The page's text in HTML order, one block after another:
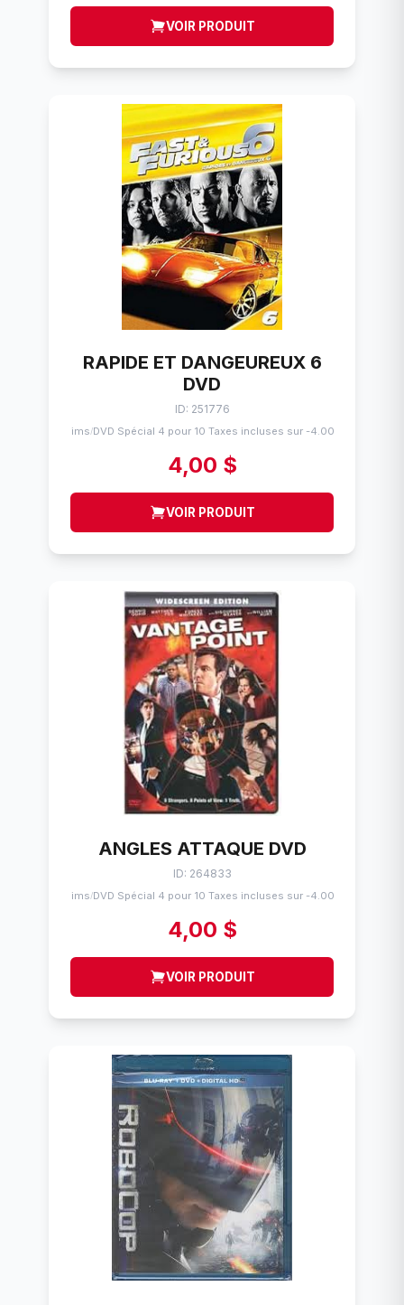
VOIR PRODUIT
RAPIDE ET DANGEUREUX 6
DVD
ID: 251776
Flims/DVD Spécial 4 pour 10 Taxes incluses sur -4.00$
4,00 $
VOIR PRODUIT
ANGLES ATTAQUE DVD
ID: 264833
Flims/DVD Spécial 4 pour 10 Taxes incluses sur -4.00$
4,00 $
VOIR PRODUIT